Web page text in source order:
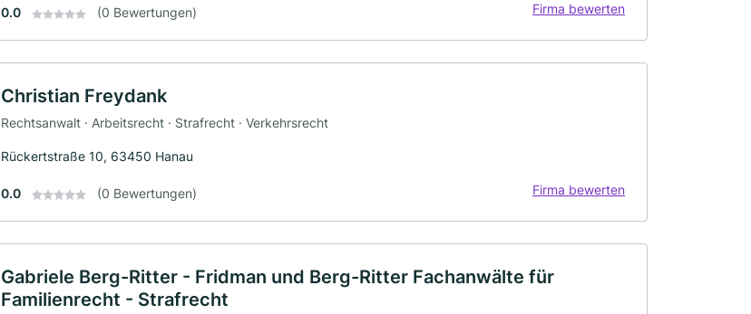
0.0 (0 Bewertungen) Firma bewerten
Christian Freydank
Rechtsanwalt · Arbeitsrecht · Strafrecht · Verkehrsrecht
Rückertstraße 10, 63450 Hanau
0.0 (0 Bewertungen) Firma bewerten
Gabriele Berg-Ritter - Fridman und Berg-Ritter Fachanwälte für
Familienrecht - Strafrecht